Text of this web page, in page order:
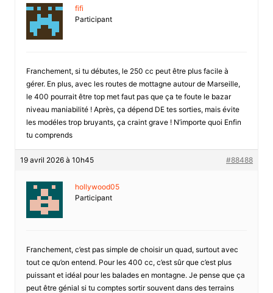
fifi
Participant
Franchement, si tu débutes, le 250 cc peut être plus facile à
gérer. En plus, avec les routes de mottagne autour de Marseille,
le 400 pourrait être top met faut pas que ça te foute le bazar
niveau maniabilité ! Après, ça dépend DE tes sorties, mais évite
les modéles trop bruyants, ça craint grave ! N’importe quoi Enfin
tu comprends
19 avril 2026 à 10h45 #88488
hollywood05
Participant
Franchement, c’est pas simple de choisir un quad, surtout avec
tout ce qu’on entend. Pour les 400 cc, c’est sûr que c’est plus
puissant et idéal pour les balades en montagne. Je pense que ça
peut être génial si tu comptes sortir souvent dans des terrains